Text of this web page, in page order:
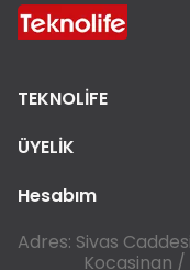
TEKNOLİFE
ÜYELİK
Hesabım
Adres: Sivas
Kocasinan /